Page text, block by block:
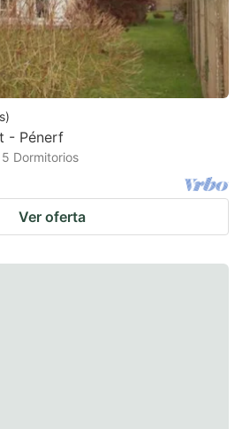
)
- Pénerf
5 Dormitorios
Ver oferta